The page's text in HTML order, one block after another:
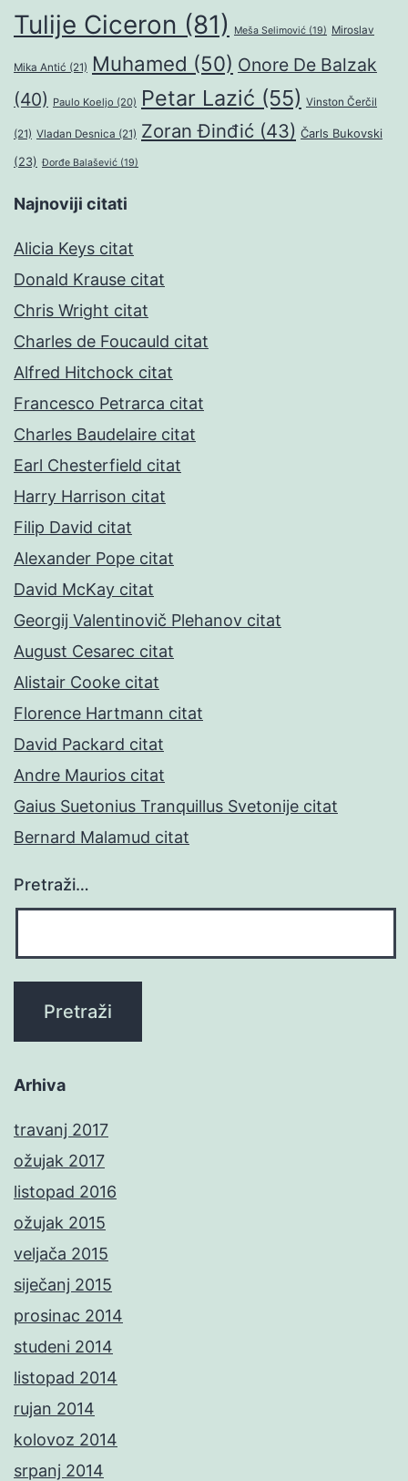
Tulije Ciceron (81) Meša Selimović (19) Miroslav
Mika Antić (21) Muhamed (50) Onore De Balzak
(40) Paulo Koeljo (20) Petar Lazić (55) Vinston Čerčil
(21) Vladan Desnica (21) Zoran Đinđić (43) Čarls Bukovski
(23) Đorđe Balašević (19)
Najnoviji citati
Alicia Keys citat
Donald Krause citat
Chris Wright citat
Charles de Foucauld citat
Alfred Hitchock citat
Francesco Petrarca citat
Charles Baudelaire citat
Earl Chesterfield citat
Harry Harrison citat
Filip David citat
Alexander Pope citat
David McKay citat
Georgij Valentinovič Plehanov citat
August Cesarec citat
Alistair Cooke citat
Florence Hartmann citat
David Packard citat
Andre Maurios citat
Gaius Suetonius Tranquillus Svetonije citat
Bernard Malamud citat
Pretraži…
Arhiva
travanj 2017
ožujak 2017
listopad 2016
ožujak 2015
veljača 2015
siječanj 2015
prosinac 2014
studeni 2014
listopad 2014
rujan 2014
kolovoz 2014
srpanj 2014